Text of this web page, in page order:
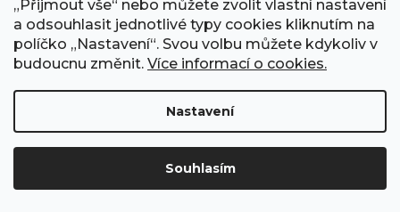
„Přijmout vše“ nebo můžete zvolit vlastní nastavení
a odsouhlasit jednotlivé typy cookies kliknutím na
políčko „Nastavení“. Svou volbu můžete kdykoliv v
budoucnu změnit. Více informací o cookies.
Nastavení
Souhlasím
INFORMACE PRO VÁS